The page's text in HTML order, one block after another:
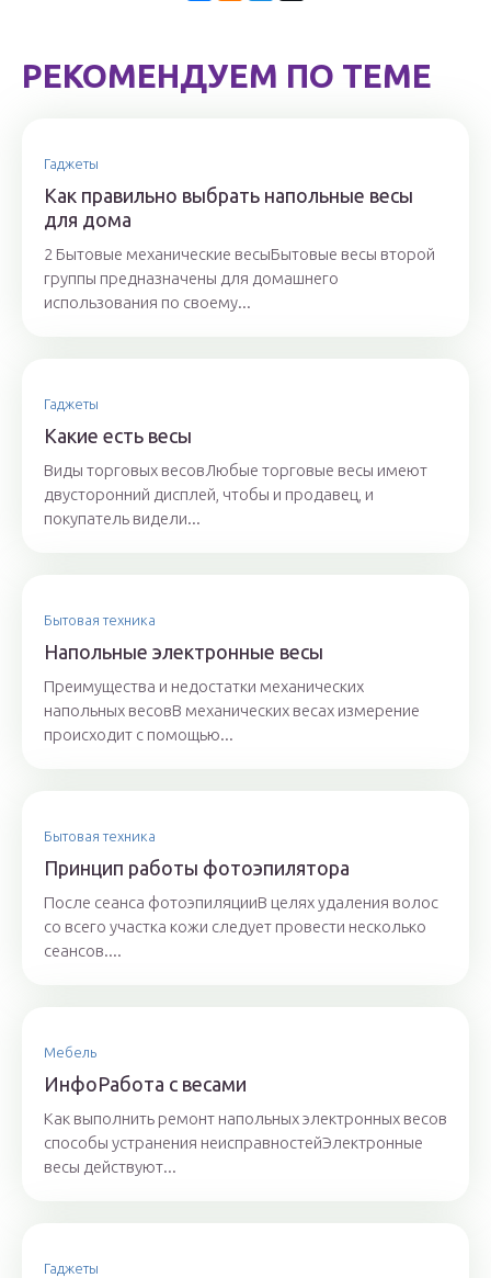
РЕКОМЕНДУЕМ ПО ТЕМЕ
Гаджеты
Как правильно выбрать напольные весы
для дома
2 Бытовые механические весыБытовые весы второй
группы предназначены для домашнего
использования по своему...
Гаджеты
Какие есть весы
Виды торговых весовЛюбые торговые весы имеют
двусторонний дисплей, чтобы и продавец, и
покупатель видели...
Бытовая техника
Напольные электронные весы
Преимущества и недостатки механических
напольных весовВ механических весах измерение
происходит с помощью...
Бытовая техника
Принцип работы фотоэпилятора
После сеанса фотоэпиляцииВ целях удаления волос
со всего участка кожи следует провести несколько
сеансов....
Мебель
ИнфоРабота с весами
Как выполнить ремонт напольных электронных весов
способы устранения неисправностейЭлектронные
весы действуют...
Гаджеты